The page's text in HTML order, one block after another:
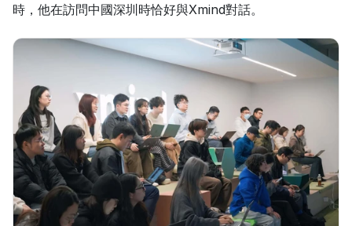
時，他在訪問中國深圳時恰好與Xmind對話。